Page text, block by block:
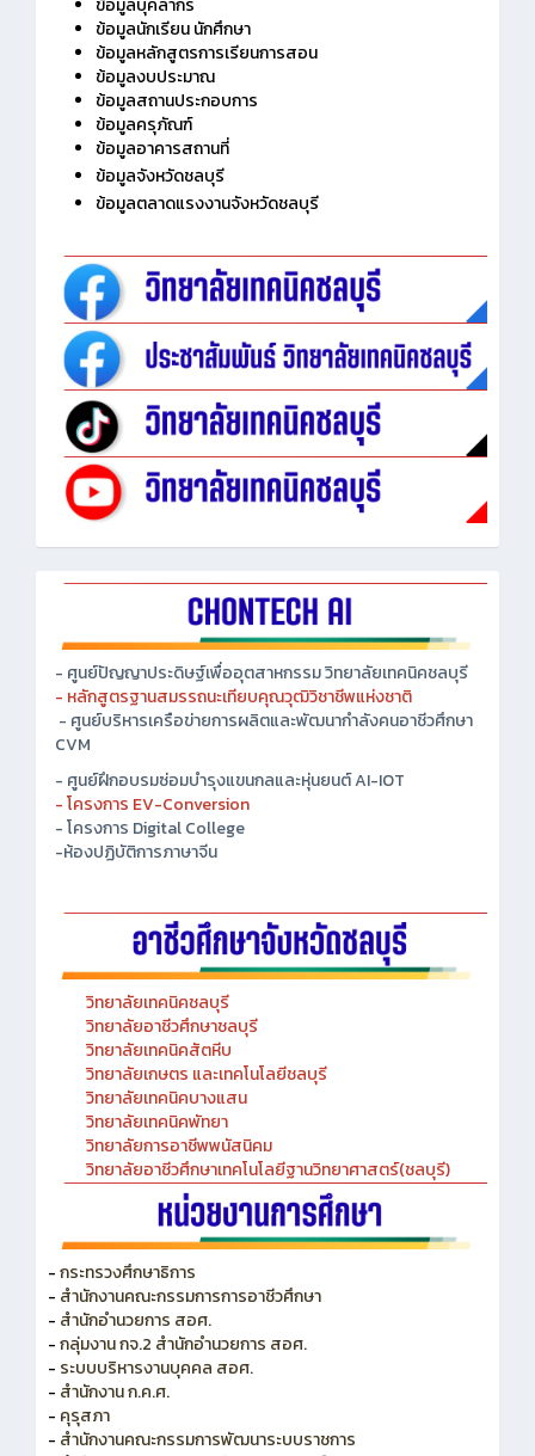
ประวัติวิทยาลัย
ข้อมูลบุคลากร
ข้อมูลนักเรียน นักศึกษา
ข้อมูลหลักสูตรการเรียนการสอน
ข้อมูลงบประมาณ
ข้อมูลสถานประกอบการ
ข้อมูลครุภัณฑ์
ข้อมูลอาคารสถานที่
ข้อมูลจังหวัดชลบุรี
- ศูนย์ปัญญาประดิษฐ์เพื่ออุตสาหกรรม วิทยาลัยเทคนิคชลบุรี
- หลักสูตรฐานสมรรถนะเทียบคุณวุฒิวิชาชีพแห่งชาติ
- ศูนย์บริหารเครือข่ายการผลิตและพัฒนากำลังคนอาชีวศึกษา
CVM
- ศูนย์ฝึกอบรมซ่อมบำรุงแขนกลและหุ่นยนต์ AI-IOT
- โครงการ EV-Conversion
- โครงการ Digital College
วิทยาลัยเทคนิคชลบุรี
วิทยาลัยอาชีวศึกษาชลบุรี
วิทยาลัยเทคนิคสัตหีบ
วิทยาลัยเกษตร และเทคโนโลยีชลบุรี
วิทยาลัยเทคนิคบางแสน
วิทยาลัยเทคนิคพัทยา
วิทยาลัยการอาชีพพนัสนิคม
วิทยาลัยอาชีวศึกษาเทคโนโลยีฐานวิทยาศาสตร์(ชลบุรี)
- กระทรวงศึกษาธิการ
- สำนักงานคณะกรรมการการอาชีวศึกษา
- สำนักอำนวยการ สอศ.
- กลุ่มงาน กจ.2 สำนักอำนวยการ สอศ.
- ระบบบริหารงานบุคคล สอศ.
- สำนักงาน ก.ค.ศ.
- คุรุสภา